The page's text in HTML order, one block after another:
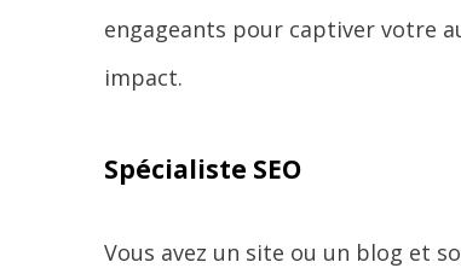
engageants pour captiver votre
impact.
Spécialiste SEO
Vous avez un site ou un blog et